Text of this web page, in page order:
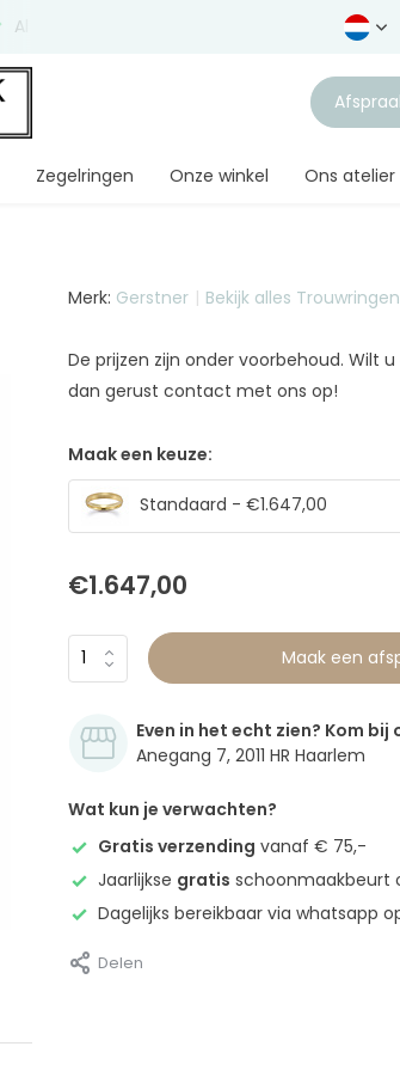
Al
Zegelringen Onze winkel Ons atelier
Merk: Gerstner Bekijk alles Trouwringen
De prijzen zijn onder voorbehoud. Wilt
dan gerust contact met ons op!
Maak een keuze:
Standaard - €1.647,00
€1.647,00
Maak een
Even in het echt zien? Kom bij
Anegang 7, 2011 HR Haarlem
Wat kun je verwachten?
Gratis verzending vanaf € 75,-
Jaarlijkse gratis schoonmaakbeurt
Dagelijks bereikbaar via whatsapp
Delen